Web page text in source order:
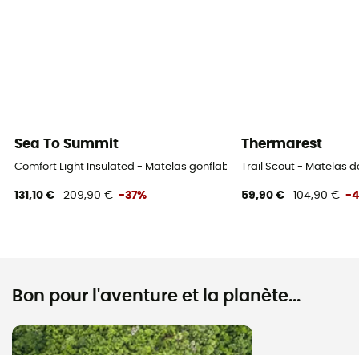
Sea To Summit
Comfort Light Insulated - Matelas gonflable
131,10 € 209,90 € -37%
Thermarest
Trail Scout - Matelas
59,90 € 104,90 € -
Bon pour l'aventure et la planète...